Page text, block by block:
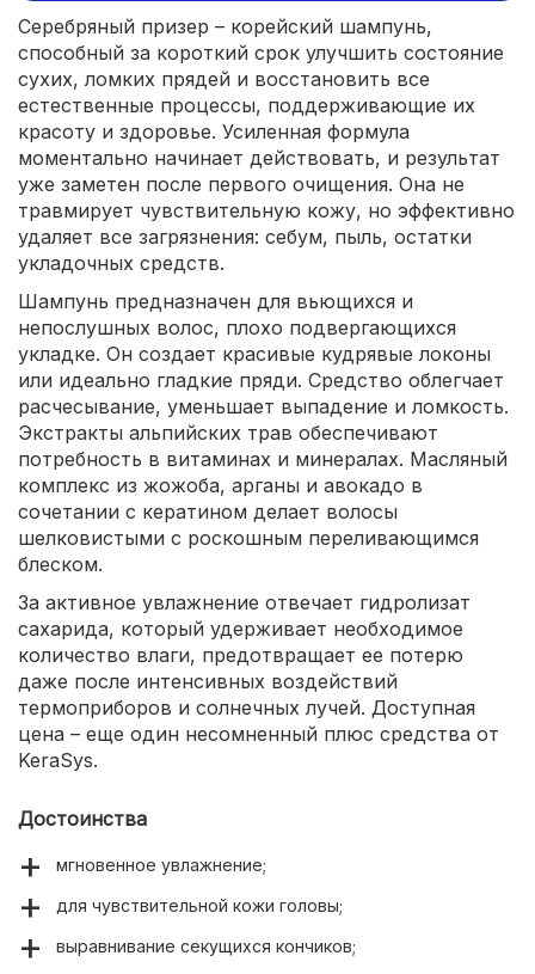
Серебряный призер – корейский шампунь,
способный за короткий срок улучшить состояние
сухих, ломких прядей и восстановить все
естественные процессы, поддерживающие их
красоту и здоровье. Усиленная формула
моментально начинает действовать, и результат
уже заметен после первого очищения. Она не
травмирует чувствительную кожу, но эффективно
удаляет все загрязнения: себум, пыль, остатки
укладочных средств.
Шампунь предназначен для вьющихся и
непослушных волос, плохо подвергающихся
укладке. Он создает красивые кудрявые локоны
или идеально гладкие пряди. Средство облегчает
расчесывание, уменьшает выпадение и ломкость.
Экстракты альпийских трав обеспечивают
потребность в витаминах и минералах. Масляный
комплекс из жожоба, арганы и авокадо в
сочетании с кератином делает волосы
шелковистыми с роскошным переливающимся
блеском.
За активное увлажнение отвечает гидролизат
сахарида, который удерживает необходимое
количество влаги, предотвращает ее потерю
даже после интенсивных воздействий
термоприборов и солнечных лучей. Доступная
цена – еще один несомненный плюс средства от
KeraSys.
Достоинства
мгновенное увлажнение;
для чувствительной кожи головы;
выравнивание секущихся кончиков;